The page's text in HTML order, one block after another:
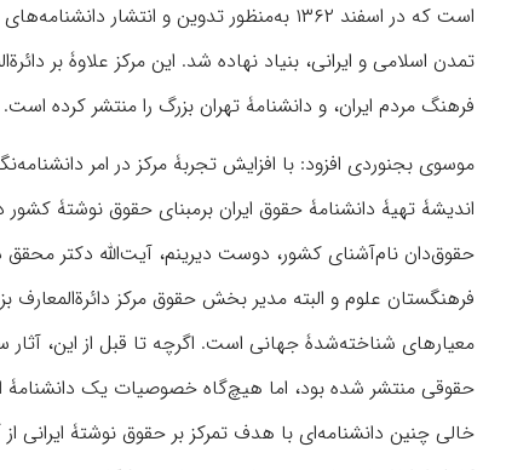
است که در اسفند ١٣۶٢ به‌منظور تدوین و
تمدن اسلامى و ایرانى، بنیاد نهاده شد. این مرکز علاوۀ بر
فرهنگ مردم ایران، و دانشنامۀ تهران بزرگ را منتشر کرده است.
موسوی بجنوردی افزود: با افزایش تجربۀ مرکز در امر
اندیشۀ تهیۀ دانشنامۀ حقوق ایران برمبنای حقوق نوشتۀ
حقوق‌دان نام‌آشنای کشور، دوست دیرینم، آیت‌الله دکتر
فرهنگستان علوم و البته مدیر بخش حقوق مرکز
معیارهای شناخته‌شدۀ جهانی است. اگرچه تا قبل از این،
حقوقى منتشر شده بود، اما هیچ‌گاه خصوصیات یک دانشنامۀ
خالى چنین دانشنامه‌ای با هدف تمرکز بر حقوق نوشتۀ ایرانى